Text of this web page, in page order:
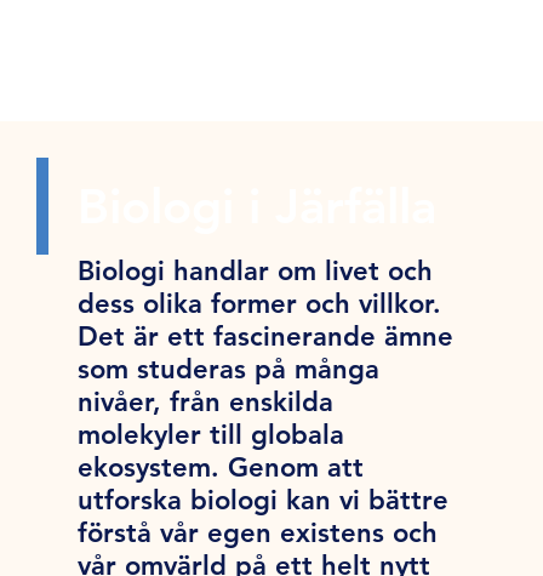
Biologi handlar om livet och
dess olika former och villkor.
Det är ett fascinerande ämne
som studeras på många
nivåer, från enskilda
molekyler till globala
ekosystem. Genom att
utforska biologi kan vi bättre
förstå vår egen existens och
vår omvärld på ett helt nytt